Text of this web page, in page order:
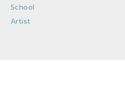
School
Artist